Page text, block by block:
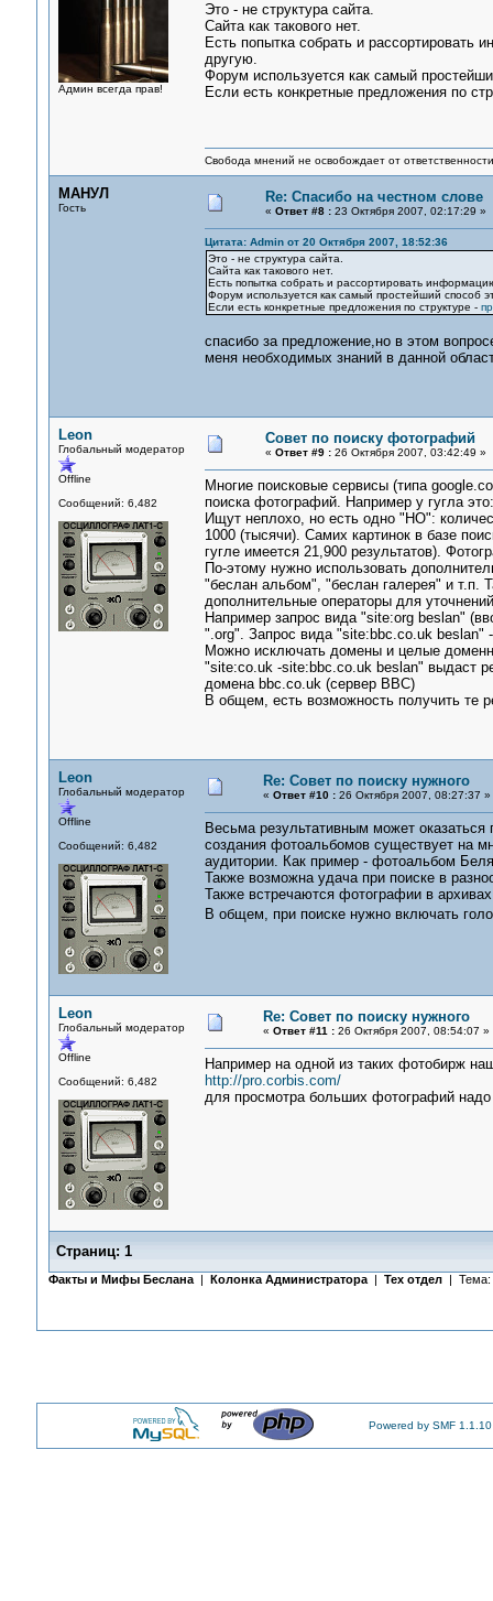
Админ всегда прав!
Это - не структура сайта.
Сайта как такового нет.
Есть попытка собрать и
другую.
Форум используется как самый
Если есть конкретные предложения по
Свобода мнений не освобождает от
МАНУЛ
Гость
Re: Спасибо на честном слове
« Ответ #8 :23 Октября 2007, 02:17:29 »
Цитата: Admin от 20 Октября 2007, 18:52:36
Это - не структура сайта.
Сайта как такового нет.
Есть попытка собрать и рассортировать
Форум используется как самый простейший способ
Если есть конкретные предложения по структуре -
спасибо за предложение,но в этом
меня необходимых знаний в данной
Leon
Глобальный модератор
Offline
Сообщений: 6,482
Совет по поиску фотографий
« Ответ #9 :26 Октября 2007, 03:42:49 »
Многие поисковые сервисы (типа
поиска фотографий. Например у гугла
Ищут неплохо, но есть одно "НО":
1000 (тысячи). Самих картинок в базе
гугле имеется 21,900 результатов).
По-этому нужно использовать
"беслан альбом", "беслан галерея" и т.п.
дополнительные операторы для
Например запрос вида "site:org beslan"
".org". Запрос вида "site:bbc.co.uk beslan"
Можно исключать домены и целые
"site:co.uk -site:bbc.co.uk beslan" выдаст
домена bbc.co.uk (сервер BBC)
В общем, есть возможность получить те
Leon
Глобальный модератор
Offline
Сообщений: 6,482
Re: Совет по поиску нужного
« Ответ #10 :26 Октября 2007, 08:27:37 »
Весьма результативным может
создания фотоальбомов существует на
аудитории. Как пример - фотоальбом
Также возможна удача при поиске в
Также встречаются фотографии в
В общем, при поиске нужно включать
Leon
Глобальный модератор
Offline
Сообщений: 6,482
Re: Совет по поиску нужного
« Ответ #11 :26 Октября 2007, 08:54:07 »
Например на одной из таких фотобирж
http://pro.corbis.com/
для просмотра больших фотографий надо
Страниц: 1
Факты и Мифы Беслана| Колонка Администратора| Тех отдел| Тема:
Powered by SMF 1.1.10